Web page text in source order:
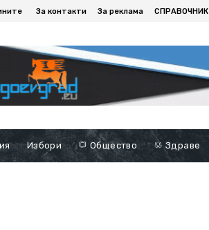
За контакти За реклама СПРАВОЧНИК
Избори Общество Здраве